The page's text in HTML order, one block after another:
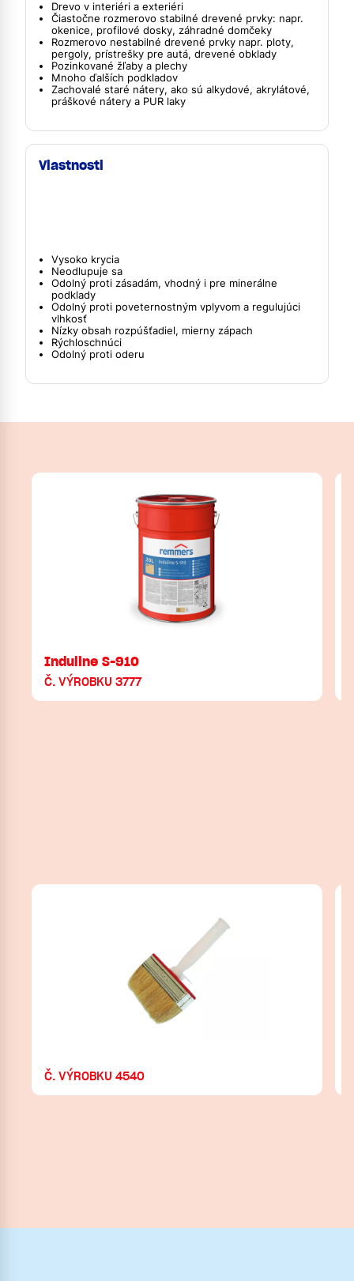
Drevo v interiéri a exteriéri
Čiastočne rozmerovo stabilné drevené prvky: napr.
okenice, profilové dosky, záhradné domčeky
Rozmerovo nestabilné drevené prvky napr. ploty,
pergoly, prístrešky pre autá, drevené obklady
Pozinkované žľaby a plechy
Mnoho ďalších podkladov
Zachovalé staré nátery, ako sú alkydové, akrylátové,
práškové nátery a PUR laky
Vlastnosti
Vysoko krycia
Neodlupuje sa
Odolný proti zásadám, vhodný i pre minerálne
podklady
Odolný proti poveternostným vplyvom a regulujúci
vlhkosť
Nízky obsah rozpúšťadiel, mierny zápach
Rýchloschnúci
Odolný proti oderu
Induline S-910
Č. VÝROBKU 3777
Č. VÝROBKU 4540